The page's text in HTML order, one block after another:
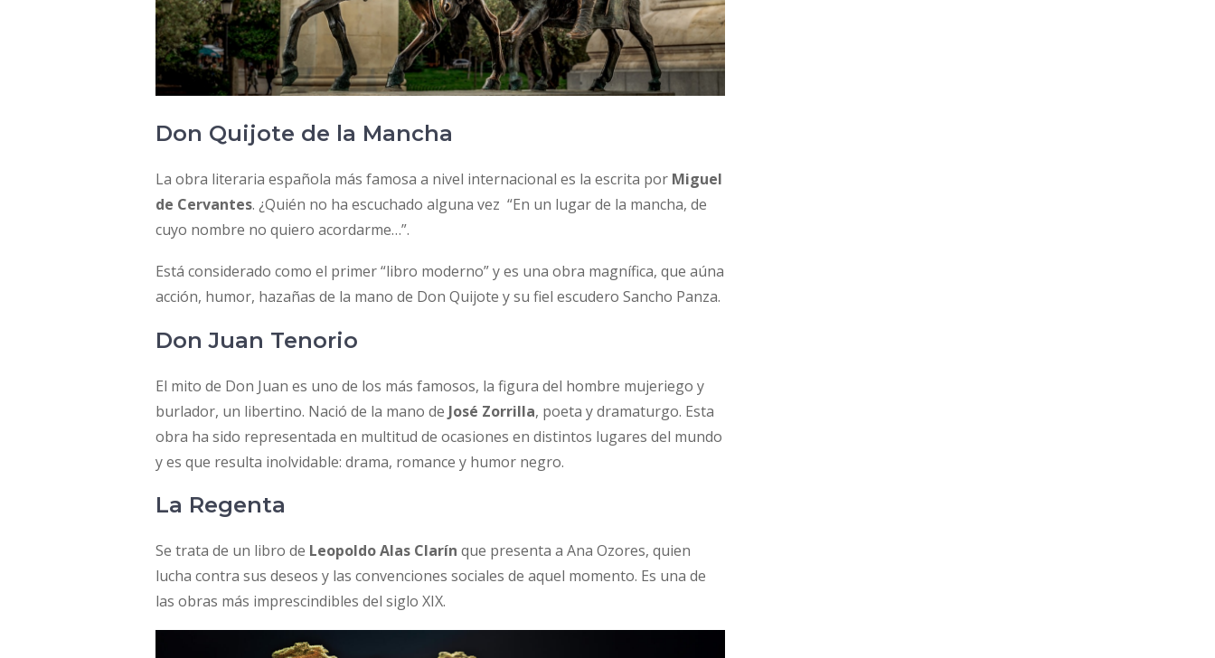
Don Quijote de la Mancha
La obra literaria española más famosa a nivel internacional es la escrita por Miguel
de Cervantes. ¿Quién no ha escuchado alguna vez “En un lugar de la mancha, de
cuyo nombre no quiero acordarme…”.
Está considerado como el primer “libro moderno” y es una obra magnífica, que aúna
acción, humor, hazañas de la mano de Don Quijote y su fiel escudero Sancho Panza.
Don Juan Tenorio
El mito de Don Juan es uno de los más famosos, la figura del hombre mujeriego y
burlador, un libertino. Nació de la mano de José Zorrilla, poeta y dramaturgo. Esta
obra ha sido representada en multitud de ocasiones en distintos lugares del mundo
y es que resulta inolvidable: drama, romance y humor negro.
La Regenta
Se trata de un libro de Leopoldo Alas Clarín que presenta a Ana Ozores, quien
lucha contra sus deseos y las convenciones sociales de aquel momento. Es una de
las obras más imprescindibles del siglo XIX.